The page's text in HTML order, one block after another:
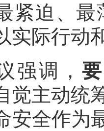
紧迫、
实际行动
强调，要
觉主动统
安全作为